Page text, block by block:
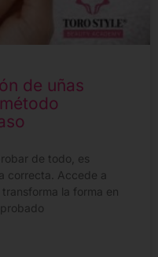
de uñas
de todo, es
correcta. Accede a
la forma en